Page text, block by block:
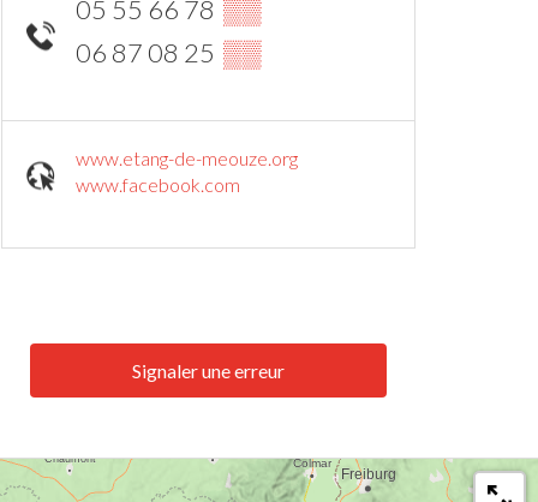
05 55 66 78 ▒▒
06 87 08 25 ▒▒
www.etang-de-meouze.org
www.facebook.com
Signaler une erreur